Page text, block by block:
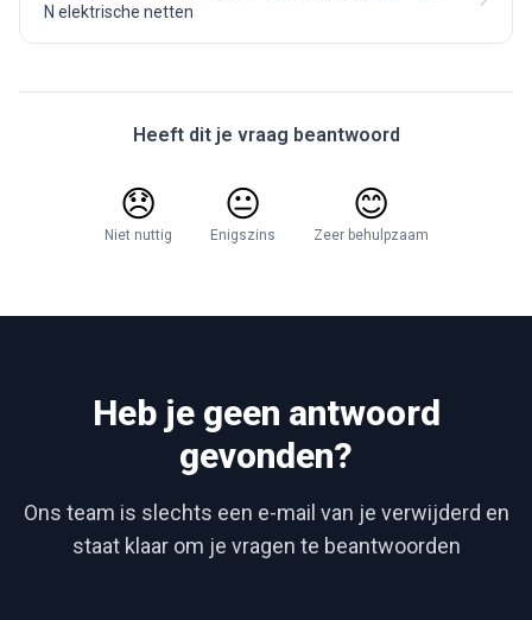
N elektrische netten
Heeft dit je vraag beantwoord
😞
Niet nuttig
😐
Enigszins
😊
Zeer behulpzaam
Heb je geen antwoord
gevonden?
Ons team is slechts een e-mail van je verwijderd en
staat klaar om je vragen te beantwoorden